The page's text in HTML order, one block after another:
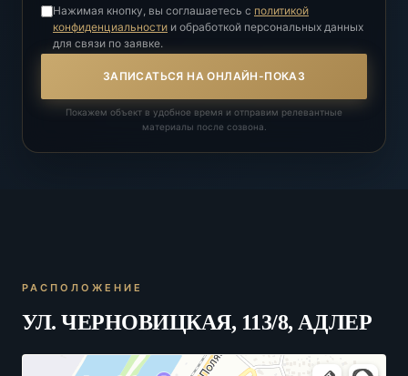
Нажимая кнопку, вы соглашаетесь с политикой
конфиденциальности и обработкой персональных данных
для связи по заявке.
ЗАПИСАТЬСЯ НА ОНЛАЙН-ПОКАЗ
Покажем объект в удобное время и отправим релевантные
материалы после созвона.
РАСПОЛОЖЕНИЕ
УЛ. ЧЕРНОВИЦКАЯ, 113/8, АДЛЕР